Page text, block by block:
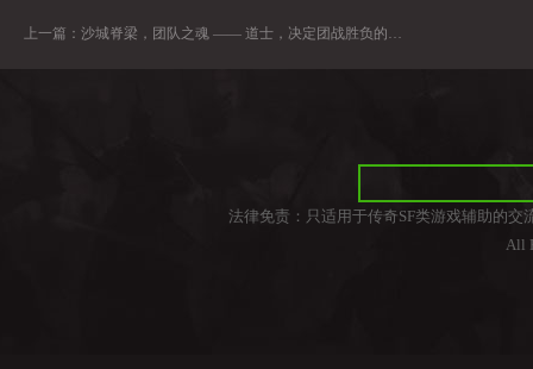
上一篇： 沙城脊梁，团队之魂 —— 道士，决定团战胜负的关键
法律免责：只适用于传奇SF类游戏辅助的
All